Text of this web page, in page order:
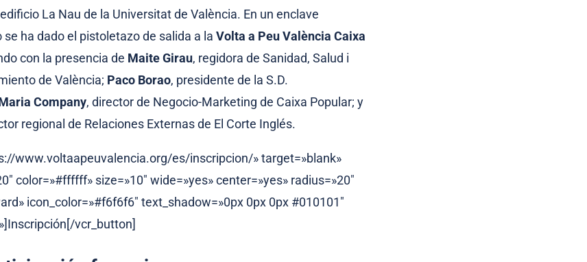
La Nau de la Universitat de València. En un enclave
ha dado el pistoletazo de salida a la Volta a Peu València Caixa
con la presencia de Maite Girau, regidora de Sanidad, Salud i
de València; Paco Borao, presidente de la S.D.
Company, director de Negocio-Marketing de Caixa Popular; y
regional de Relaciones Externas de El Corte Inglés.
www.voltaapeuvalencia.org/es/inscripcion/» target=»blank»
color=»#ffffff» size=»10″ wide=»yes» center=»yes» radius=»20″
icon_color=»#f6f6f6″ text_shadow=»0px 0px 0px #010101″
vcr_button]